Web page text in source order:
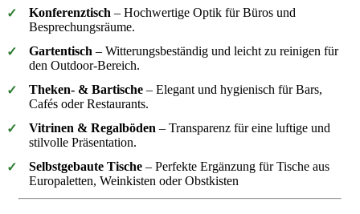
✓
Konferenztisch – Hochwertige Optik für Büros und
Besprechungsräume.
✓
Gartentisch – Witterungsbeständig und leicht zu reinigen für
den Outdoor-Bereich.
✓
Theken- & Bartische – Elegant und hygienisch für Bars,
Cafés oder Restaurants.
✓
Vitrinen & Regalböden – Transparenz für eine luftige und
stilvolle Präsentation.
✓
Selbstgebaute Tische – Perfekte Ergänzung für Tische aus
Europaletten, Weinkisten oder Obstkisten